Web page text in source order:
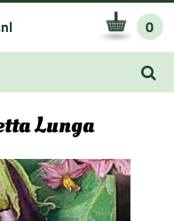
0
Lunga